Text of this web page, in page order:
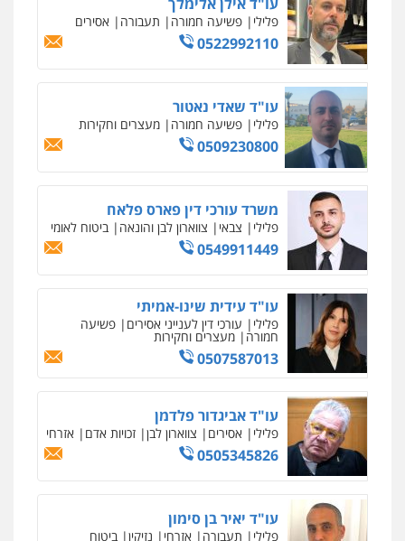
עו"ד שאדי נאטור
פלילי פשיעה חמורה
0509230800
משרד עורכי דין פארס פלאח
פלילי צבאי צווארון לבן והונאה
0549911449
עו"ד עידית שינו-אמיתי
פלילי עורכי דין לענייני אסירים
0507587013
עו"ד אביגדור פלדמן
פלילי אסירים צווארון לבן אזרחי
0505345826
עו"ד יאיר בן סימון
פלילי תעבורה
0505719060